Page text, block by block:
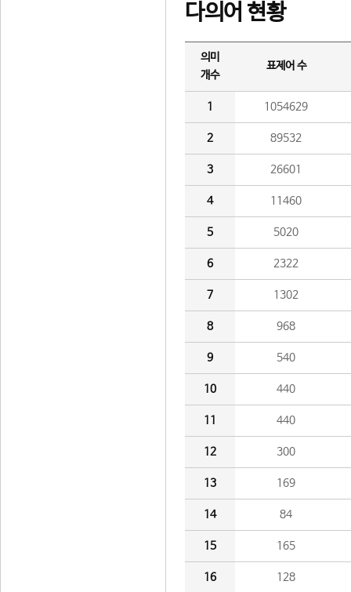
다의어 현황
의미
개수
표제어 수
1 1054629
2 89532
3 26601
4 11460
5 5020
6 2322
7 1302
8 968
9 540
10 440
11 440
12 300
13 169
14 84
15 165
16 128